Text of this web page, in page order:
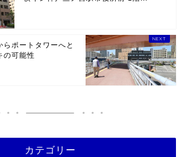
ポートタワーへと
の可能性
カテゴリー